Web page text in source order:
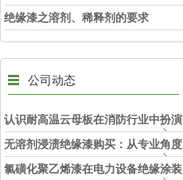
绝缘漆之溶剂、稀释剂的要求
公司动态
认识耐高温云母板在消防行业中扮演
的角色
无溶剂浸渍绝缘漆购买：从专业角度
看如何选择
氯磺化聚乙烯漆在电力设备绝缘涂装